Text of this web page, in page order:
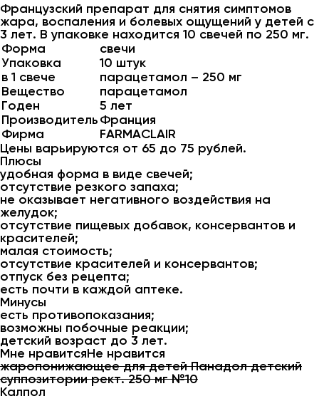
Французский препарат для снятия симптомов
жара, воспаления и болевых ощущений у детей с
3 лет. В упаковке находится 10 свечей по 250 мг.
Форма
свечи
Упаковка
10 штук
в 1 свече
парацетамол – 250 мг
Вещество
парацетамол
Годен
5 лет
ПроизводительФранция
Фирма
FARMACLAIR
Цены варьируются от 65 до 75 рублей.
Плюсы
удобная форма в виде свечей;
отсутствие резкого запаха;
не оказывает негативного воздействия на
желудок;
отсутствие пищевых добавок, консервантов и
красителей;
малая стоимость;
отсутствие красителей и консервантов;
отпуск без рецепта;
есть почти в каждой аптеке.
Минусы
есть противопоказания;
возможны побочные реакции;
детский возраст до 3 лет.
Мне нравитсяНе нравится
жаропонижающее для детей Панадол детский
суппозитории рект. 250 мг №10
Калпол